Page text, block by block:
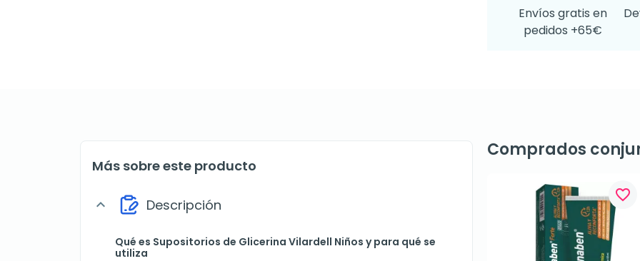
Envíos gratis en
pedidos +65€
Más sobre este producto
expand_more Descripción
Qué es Supositorios de Glicerina Vilardell Niños y para qué se
utiliza
Comprados
favorite_border